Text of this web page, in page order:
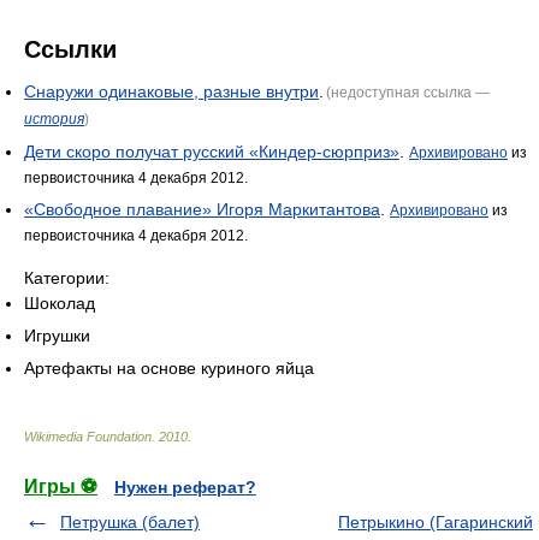
Ссылки
Снаружи одинаковые, разные внутри (недоступная ссылка —
история)
Дети скоро получат русский «Киндер-сюрприз» Архивировано из
первоисточника 4 декабря 2012.
«Свободное плавание» Игоря Маркитантова Архивировано из
первоисточника 4 декабря 2012.
Категории:
Шоколад
Игрушки
Артефакты на основе куриного яйца
Wikimedia Foundation 2010
Игры ⚽
Нужен реферат?
Петрушка (балет)
Петрыкино (Гагаринский